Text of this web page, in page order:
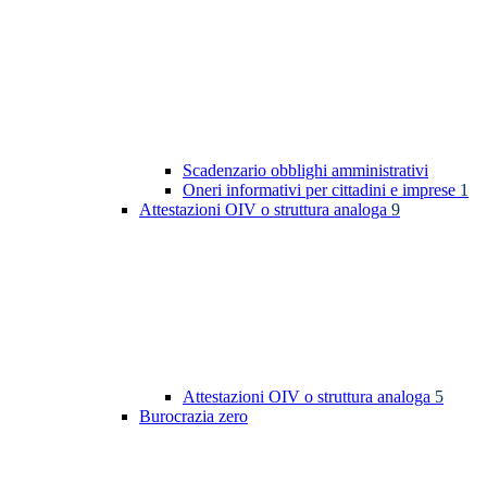
Scadenzario obblighi amministrativi
Oneri informativi per cittadini e imprese 1
Attestazioni OIV o struttura analoga 9
Attestazioni OIV o struttura analoga 5
Burocrazia zero